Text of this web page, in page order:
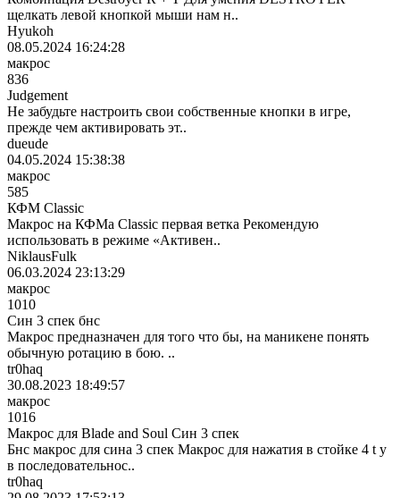
щелкать левой кнопкой мыши нам н..
Hyukoh
08.05.2024 16:24:28
макрос
836
Judgement
Не забудьте настроить свои собственные кнопки в игре,
прежде чем активировать эт..
dueude
04.05.2024 15:38:38
макрос
585
КФМ Classic
Макрос на КФМа Classic первая ветка Рекомендую
использовать в режиме «Активен..
NiklausFulk
06.03.2024 23:13:29
макрос
1010
Син 3 спек бнс
Макрос предназначен для того что бы, на маникене понять
обычную ротацию в бою. ..
tr0haq
30.08.2023 18:49:57
макрос
1016
Макрос для Blade and Soul Син 3 спек
Бнс макрос для сина 3 спек Макрос для нажатия в стойке 4 t y
в последовательнос..
tr0haq